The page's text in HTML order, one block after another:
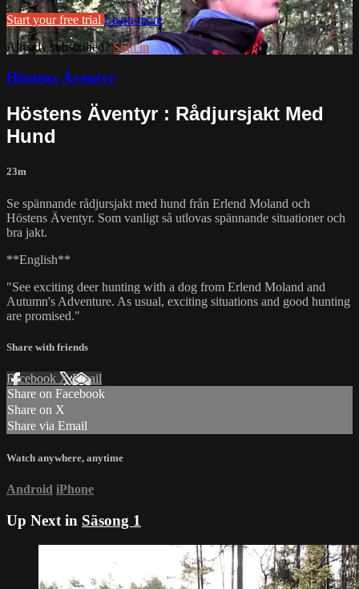
Start your free trial Learn more
Already subscribed?Sign in
Höstens Äventyr
Höstens Äventyr : Rådjursjakt Med
Hund
23m
Se spännande rådjursjakt med hund från Erlend Moland och
Höstens Äventyr. Som vanligt så utlovas spännande situationer och
bra jakt.
**English**
"See exciting deer hunting with a dog from Erlend Moland and
Autumn's Adventure. As usual, exciting situations and good hunting
are promised."
Share with friends
Facebook XEmail
Share on Facebook
Share on X
Share via Email
Watch anywhere, anytime
Android iPhone
Up Next in Säsong 1